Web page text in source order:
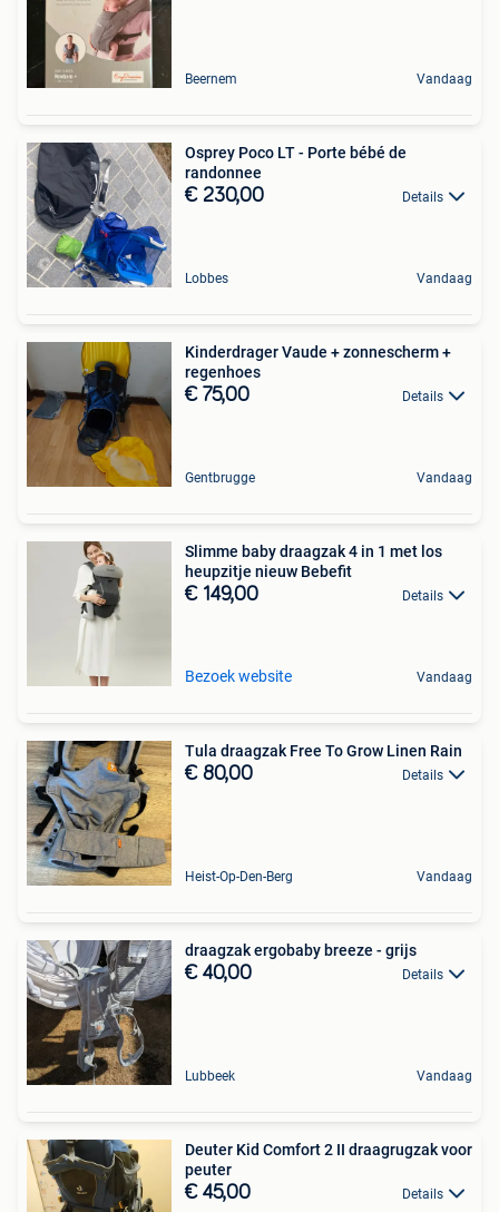
Beernem Vandaag
Osprey Poco LT - Porte bébé de
randonnee
€ 230,00 Details
Lobbes Vandaag
Kinderdrager Vaude + zonnescherm +
regenhoes
€ 75,00 Details
Gentbrugge Vandaag
Slimme baby draagzak 4 in 1 met los
heupzitje nieuw Bebefit
€ 149,00 Details
Bezoek website Vandaag
Tula draagzak Free To Grow Linen Rain
€ 80,00 Details
Heist-Op-Den-Berg Vandaag
draagzak ergobaby breeze - grijs
€ 40,00 Details
Lubbeek Vandaag
Deuter Kid Comfort 2 II draagrugzak voor
peuter
€ 45,00 Details